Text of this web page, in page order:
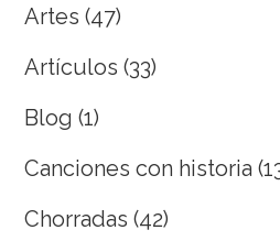
Artes (47)
Artículos (33)
Blog (1)
Canciones con historia
Chorradas (42)